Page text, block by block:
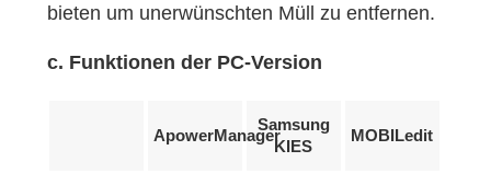
bieten um unerwünschten Müll zu entfernen.
c. Funktionen der PC-Version
ApowerManager
Samsung
KIES
MOBILedit